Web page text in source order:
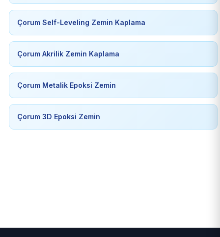
Çorum Self-Leveling Zemin Kaplama
Çorum Akrilik Zemin Kaplama
Çorum Metalik Epoksi Zemin
Çorum 3D Epoksi Zemin